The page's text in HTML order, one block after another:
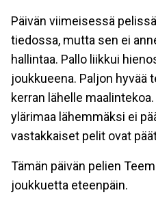
Päivän viimeisessä
tiedossa, mutta sen ei
hallintaa. Pallo liikkui
joukkueena. Paljon hyvää
kerran lähelle
ylärimaa lähemmäksi ei
vastakkaiset pelit ovat
Tämän päivän pelien
joukkuetta eteenpäin.